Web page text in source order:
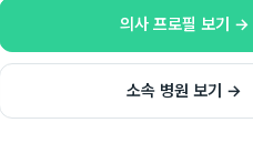
의사 프로필 보기 →
소속 병원 보기 →